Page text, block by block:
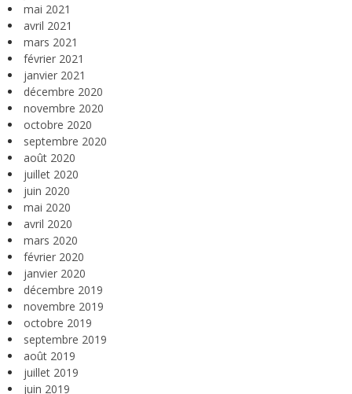
mai 2021
avril 2021
mars 2021
février 2021
janvier 2021
décembre 2020
novembre 2020
octobre 2020
septembre 2020
août 2020
juillet 2020
juin 2020
mai 2020
avril 2020
mars 2020
février 2020
janvier 2020
décembre 2019
novembre 2019
octobre 2019
septembre 2019
août 2019
juillet 2019
juin 2019